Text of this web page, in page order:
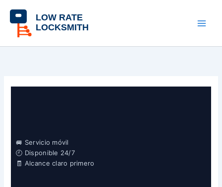
content
🚐 Servicio móvil
🕘 Disponible 24/7
🧾 Alcance claro primero